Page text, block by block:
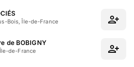
Bois, Île-de-France
de BOBIGNY
de-France